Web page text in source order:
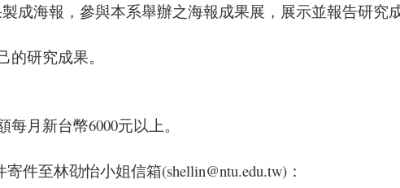
成海報，參與本系舉辦之海報成果展，展示並報告研究
研究成果。
月新台幣6000元以上。
寄件至林劭怡小姐信箱(shellin@ntu.edu.tw)：